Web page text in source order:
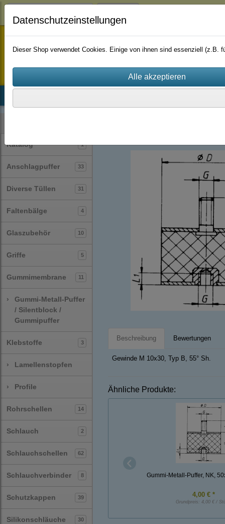
staufenbiel-berlin
Katalog 1
Anschlagpuffer 33
Diverse Tüllen 31
Faltenbälge 4
Glaszubehör 10
Griffe 5
Gummimembrane 11
›
Gummi-Metall-Puffer
/ Silentblock /
Gummipuffer
Klebstoffe 3
› Lamellenstopfen
› Profile
Rohrschellen 14
Schlauch 2
Schlauchschellen 62
Schlauchverbinder 8
Schutzkappen 39
Silikonschläuche 30
Beschreibung Bewertungen
Gewinde M 10x30, Typ B, 55° Sh.
Ähnliche Produkte:
Gummi-Metall-Puffer, NK,
4,00 € *
Grundpreis: 4,00 € /
Datenschutzeinstellungen
Dieser Shop verwendet Cookies. Einige von ihnen sind essenziell (z.B.